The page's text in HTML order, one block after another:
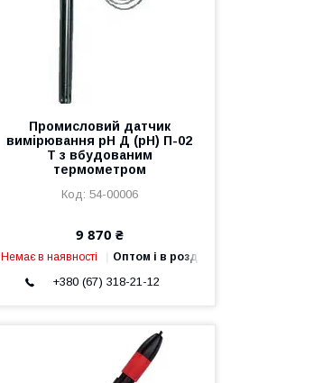
Промисловий датчик
вимірювання рН Д (рН) П-02
Т з вбудованим
термометром
54-00006
9 870 ₴
Немає в наявності Оптом і в роздріб
+380 (67) 318-21-12